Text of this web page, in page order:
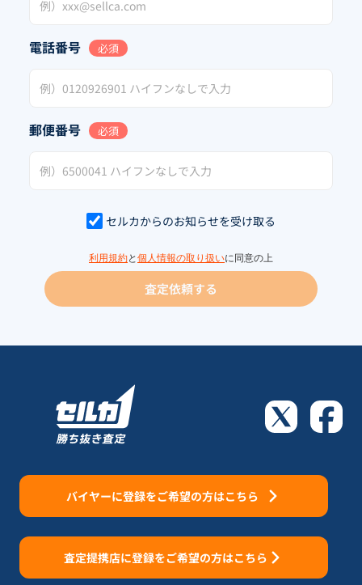
電話番号 必須
郵便番号 必須
セルカからのお知らせを受け取る
利用規約と 個人情報の取り扱いに同意の上
査定依頼する
バイヤーに登録をご希望の方はこちら
査定提携店に登録をご希望の方はこちら